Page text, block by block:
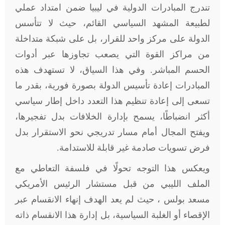
تندرج المبادرات الدولية في ليبيا ضمن امتداد عملي
لطبيعة المشهد السياسي القائم، حيث لا تتأسس
الدولة على مركز واحد للقرار، بل على شبكة متداخلة
من مراكز القوة التي يصعب تجاوزها عبر أدوات
الحسم المباشر. وفي هذا السياق، لا تستهدف هذه
المبادرات إعادة تأسيس الدولة بصورة فورية، بقدر ما
تسعى إلى إعادة تنظيم هذا التعدد داخل إطار سياسي
أكثر انضباطًا، يسمح بإدارة الخلافات بدل تفجيرها،
ويفتح المجال أمام مسار تدريجي نحو الاستقرار بدل
فرض تسويات صادمة غير قابلة للاستدامة.
ويعكس هذا التوجه تحولًا في فلسفة التعاطي مع
الملف الليبي من قبل مستشار الرئيس الأمريكي
مسعد بولس ، حيث لم يعد الهدف إنهاء الانقسام عبر
الإقصاء أو الغلبة السياسية، بل إدارة هذا الانقسام ذاته